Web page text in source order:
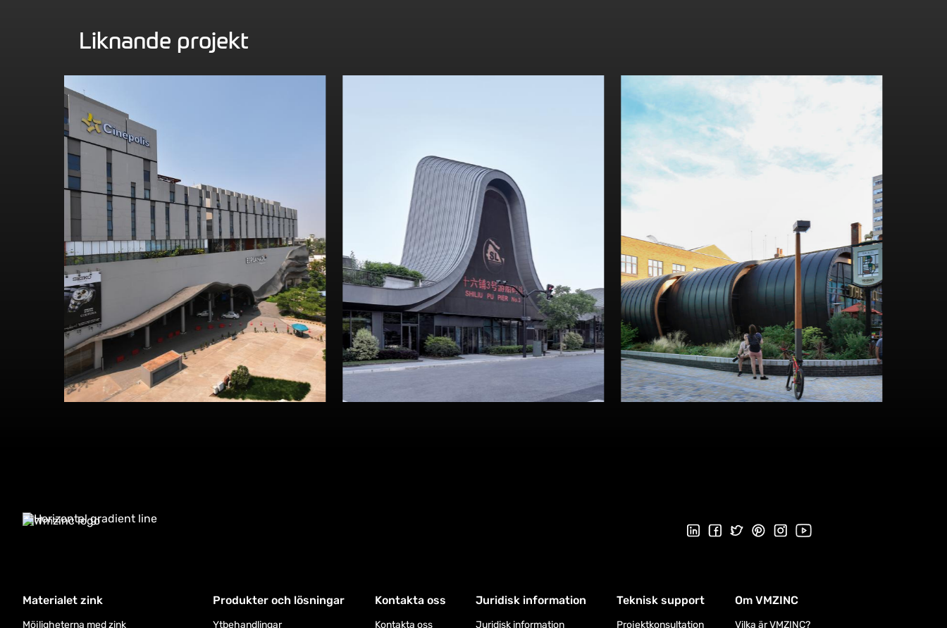
Liknande projekt
Utforska detta projekt Utforska detta projekt Utforska detta projekt
Följ oss på LinkedIn
Följ oss på Facebook
Följ oss på Twitter
Follow us on Pinterest
Följ oss på Instagram
Besök vår Youtube-kanal
Materialet zink
Möjligheterna med zink
Produkter och lösningar
Ytbehandlingar
Kontakta oss
Kontakta oss
Juridisk information
Juridisk information
Teknisk support
Projektkonsultation
Om VMZINC
Vilka är VMZINC?